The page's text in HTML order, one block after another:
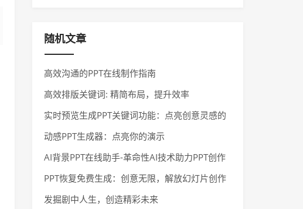
随机文章
高效沟通的PPT在线制作指南
高效排版关键词: 精简布局，提升效率
实时预览生成PPT关键词功能：点亮创意灵感的
神奇工具
动感PPT生成器：点亮你的演示
AI背景PPT在线助手-革命性AI技术助力PPT创作
PPT恢复免费生成：创意无限，解放幻灯片创作
发掘剧中人生，创造精彩未来